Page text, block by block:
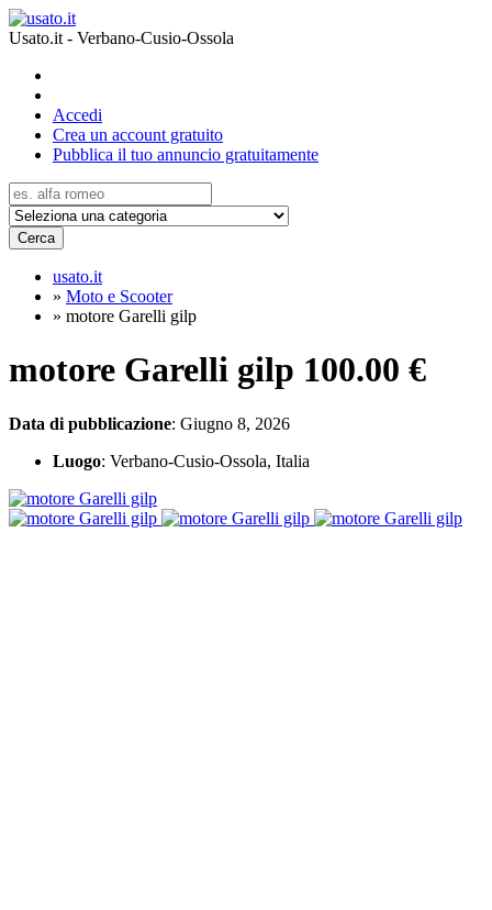
Usato.it - Verbano-Cusio-Ossola
Accedi
Crea un account gratuito
Pubblica il tuo annuncio gratuitamente
Cerca
usato.it
» Moto e Scooter
» motore Garelli gilp
motore Garelli gilp 100.00 €
Data di pubblicazione: Giugno 8, 2026
Luogo: Verbano-Cusio-Ossola, Italia